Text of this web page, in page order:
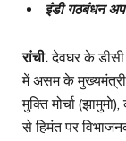
इंडी गठबंधन
रांची.देवघर के
में असम के मुख्यमंत्री
मुक्ति मोर्चा
से हिमंत पर